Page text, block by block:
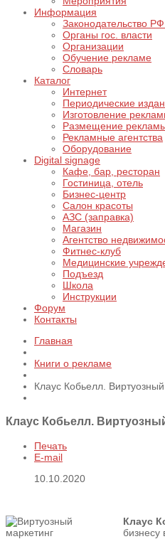
Информация
Законодательство
Органы гос. власти
Организации
Обучение рекламе
Словарь
Каталог
Интернет
Периодические
Изготовление
Размещение
Рекламные агентства
Оборудование
Digital signage
Кафе, бар, ресторан
Гостиница, отель
Бизнес-центр
Салон красоты
АЗС (заправка)
Магазин
Агентство
Фитнес-клуб
Медицинские
Подъезд
Школа
Инструкции
Форум
Контакты
Главная
Книги о рекламе
Клаус Кобьелл.
Клаус Кобьелл.
Печать
E-mail
10.10.2020
Клаус
бизнесу